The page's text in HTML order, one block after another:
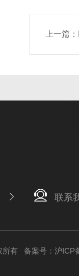
上一篇：
联系
所有 备案号：沪ICP